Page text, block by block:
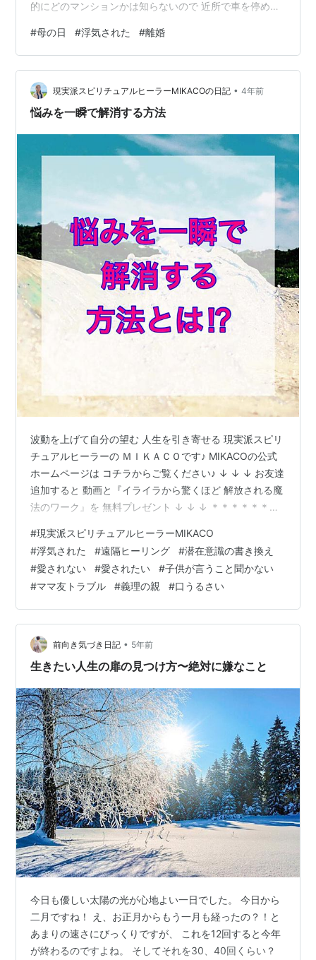
的にどのマンションかは知らないので 近所で車を停めて
け足の音が聞こえて 二人して脇によけて縦に歩いていた
ら なんと足音の正体は前夫 私達二人の前に 突然彼が現
れた そして 母が さっ！ と私の前に立ちはだかった 後ろ
手に私の手を握りしめて 身長148センチの小さな体で 胸
を張って 私を守ろうとしてくれた 前夫は Ritaはどこか…
#母の日 #浮気された #離婚
現実派スピリチュアルヒーラーMIKACOの日記 • 4年前
悩みを一瞬で解消する方法
波動を上げて自分の望む 人生を引き寄せる 現実派スピリ
チュアルヒーラーの ＭＩＫＡＣＯです♪ MIKACOの公式
ホームページは コチラからご覧ください♪ ↓ ↓ ↓ お友達
追加すると 動画と『イライラから驚くほど 解放される魔
法のワーク』を 無料プレゼント ↓ ↓ ↓ ＊＊＊＊＊＊＊
ピリチュアルヒーラー MIKACOです♪ このブログをいつ
もお読みいただき ありがとうございます♡ あなたに起き
てるイヤな事・・・ について お話ししようと思います
自分に起きてるイヤな事・・・っていうと たとえば 「パ
ートナーの給料が少ないから生活がツラい」 …
#現実派スピリチュアルヒーラーMIKACO
#浮気された #遠隔ヒーリング #潜在意識の書き換え
#愛されない #愛されたい #子供が言うこと聞かない
#ママ友トラブル #義理の親 #口うるさい
前向き気づき日記 • 5年前
生きたい人生の扉の見つけ方〜絶対に嫌なこと
今日も優しい太陽の光が心地よい一日でした。 今日から
二月ですね！ え、お正月からもう一月も経ったの？！と
あまりの速さにびっくりですが、 これを12回すると今年
が終わるのですよね。 そしてそれを30、40回くらい？